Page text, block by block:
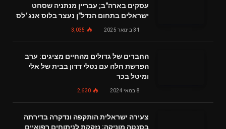
עסקים בארה"ב; עבריין מנתניה שסחט
ישראלים בתחום הנדל"ן נעצר בלוס אנג׳לס
31 בינואר 2025 3,035
החברים של גדולים מהחיים מציגים: ערב
הפרשת חלה עם נטלי דדון בבית של אלי
ומיטל בכר
8 במאי 2024 2,630
צעירה ישראלית הותקפה ונדקרה בדירתה
בסנטה מוניקה; נזקקת לניתוחים רפואיים